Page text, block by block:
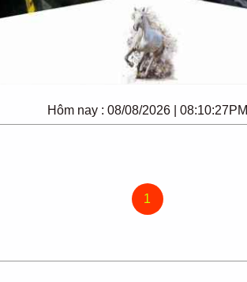
Hôm nay : 08/08/2026 | 08:10:27PM
1